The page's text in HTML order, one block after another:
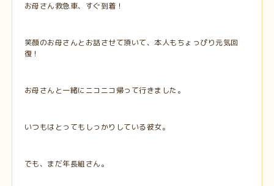
お母さん救急車、すぐ到着！
笑顔のお母さんとお話させて頂いて、本人もちょっぴり元気回
復！
お母さんと一緒にニコニコ帰って行きました。
いつもはとってもしっかりしている彼女。
でも、まだ年長組さん。